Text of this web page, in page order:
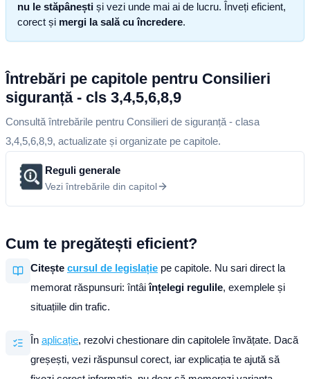
nu le stăpânești și vezi unde mai ai de lucru. Înveți eficient,
corect și mergi la sală cu încredere.
Întrebări pe capitole pentru Consilieri
siguranță - cls 3,4,5,6,8,9
Consultă întrebările pentru Consilieri de siguranță - clasa
3,4,5,6,8,9, actualizate și organizate pe capitole.
Reguli generale
Vezi întrebările din capitol
Cum te pregătești eficient?
Citește cursul de legislație pe capitole. Nu sari direct la
memorat răspunsuri: întâi înțelegi regulile, exemplele și
situațiile din trafic.
În aplicație, rezolvi chestionare din capitolele învățate. Dacă
greșești, vezi răspunsul corect, iar explicația te ajută să